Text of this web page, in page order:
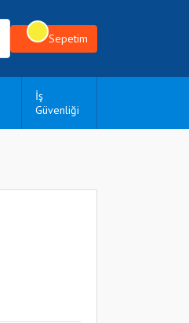
Sepetim
İş
Güvenliği